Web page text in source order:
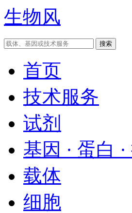
生物风
首页
技术服务
试剂
基因 · 蛋白
载体
细胞